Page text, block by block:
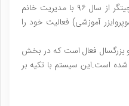
کانون زبان کیدومون شعبه دریاچه چیتگر از سال ۹۶ با مدیریت خانم
آموزشی) فعالیت خود را
بزرگسال فعال است که در بخش
است.این سیستم با تکیه بر